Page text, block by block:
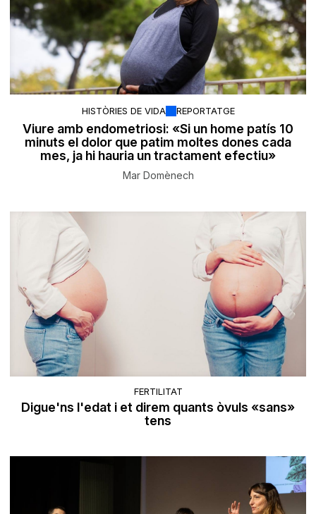
HISTÒRIES DE VIDA REPORTATGE
Viure amb endometriosi: «Si un home patís 10
minuts el dolor que patim moltes dones cada
mes, ja hi hauria un tractament efectiu»
Mar Domènech
FERTILITAT
Digue'ns l'edat i et direm quants òvuls «sans»
tens